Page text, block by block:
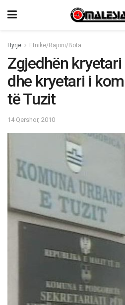
Hyrje Etnike/Rajoni/Bota
Zgjedhën
dhe kryetari i
të Tuzit
14 Qershor, 2010